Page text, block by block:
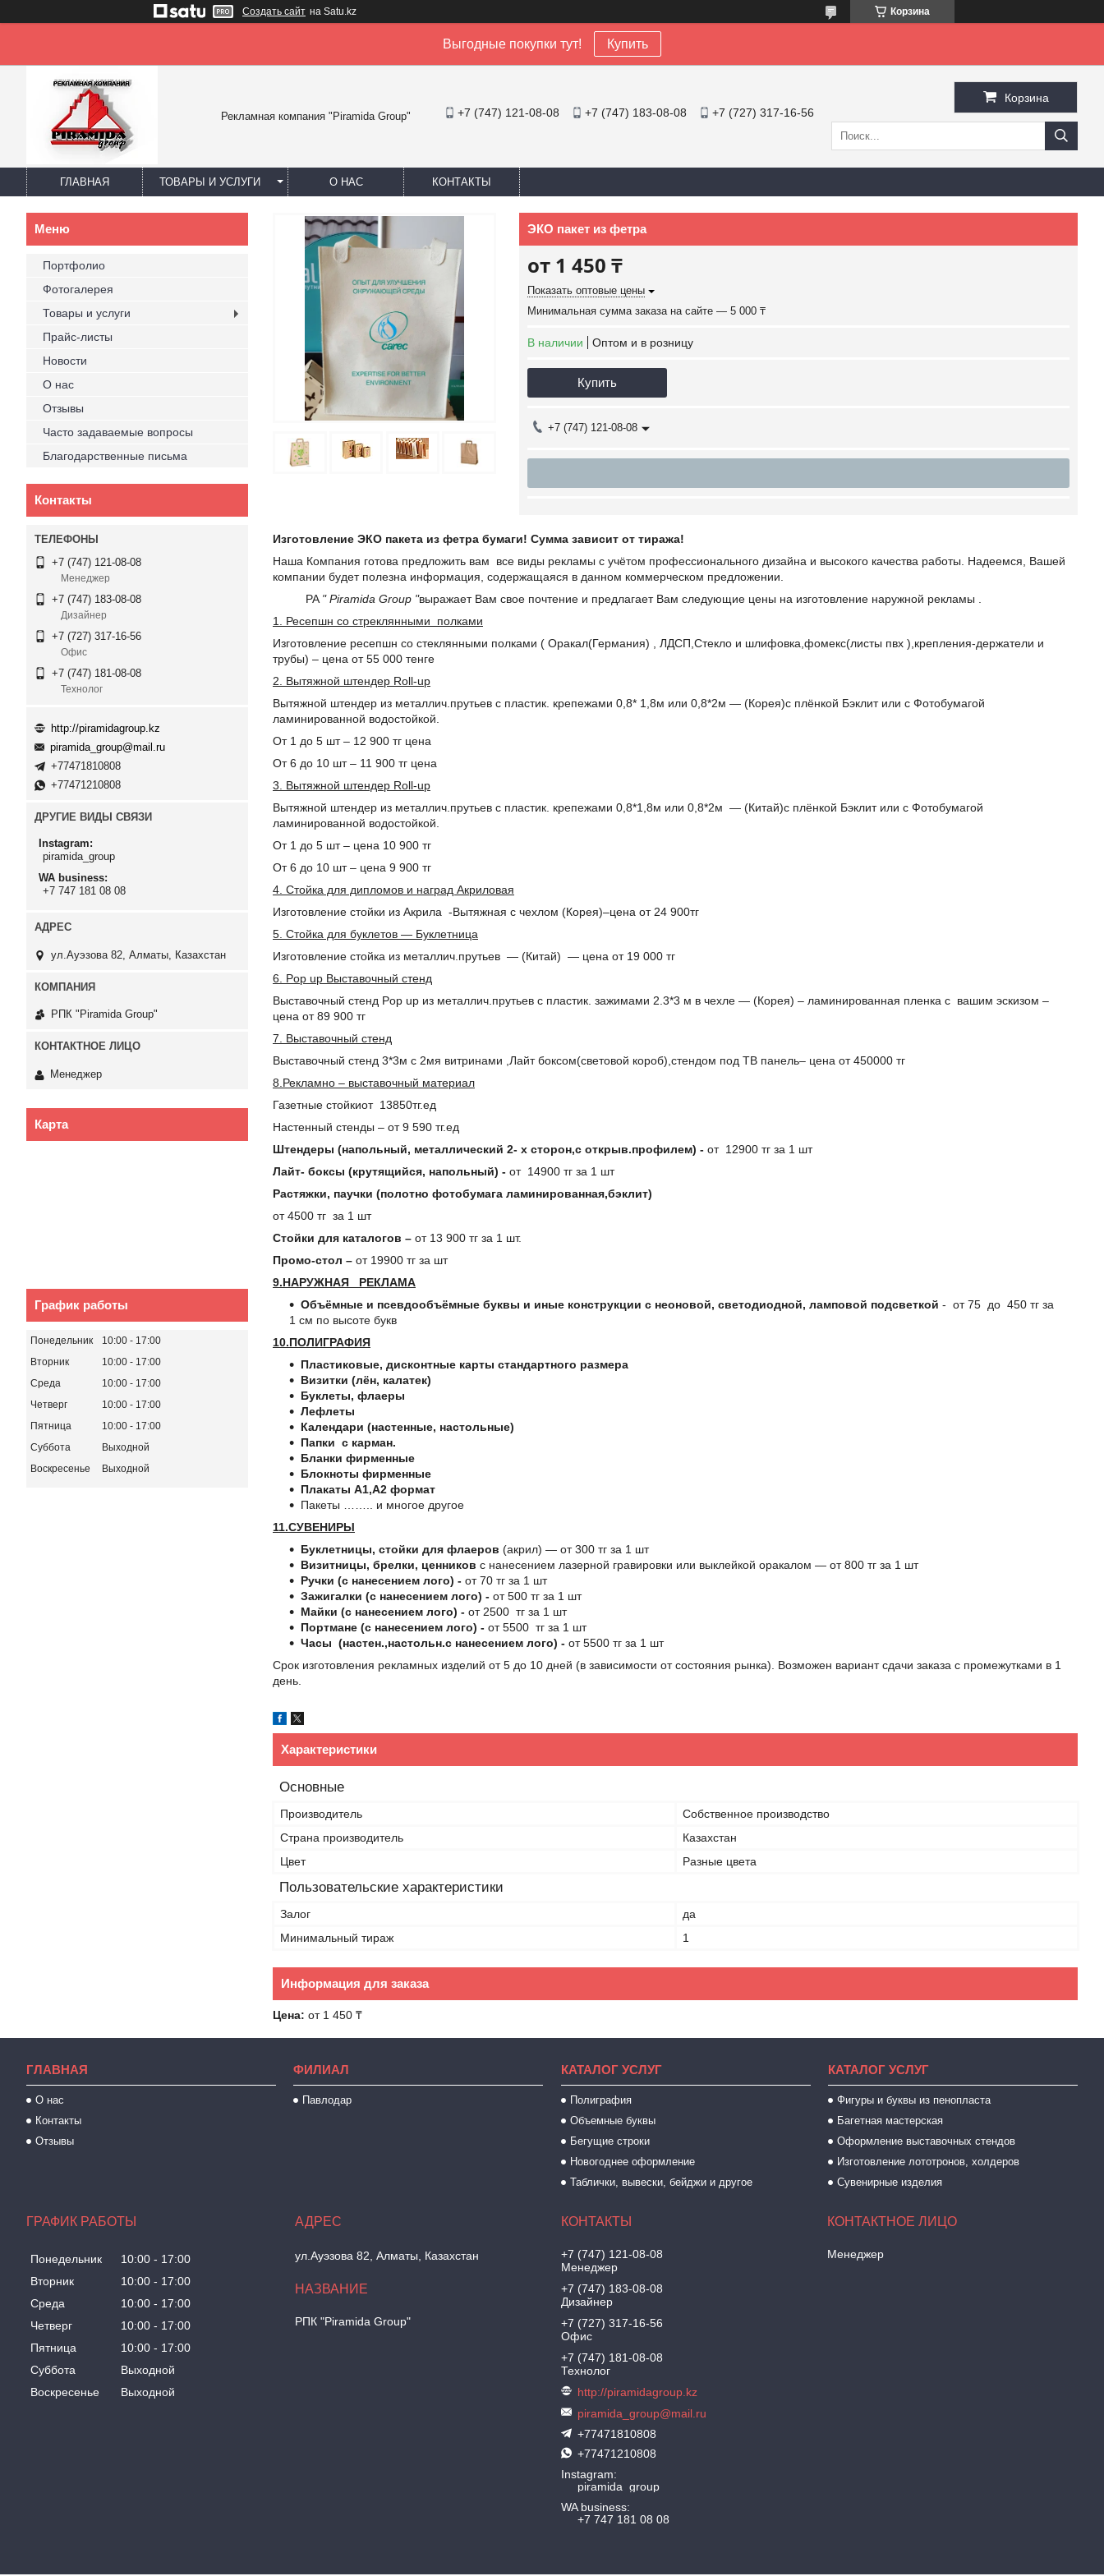
Создать сайт на Satu.kz Корзина
Выгодные покупки тут! Купить
Рекламная компания "Piramida Group" +7 (747) 121-08-08 +7 (747) 183-08-08 +7 (727) 317-16-56
Корзина
ГЛАВНАЯ ТОВАРЫ И УСЛУГИ О НАС КОНТАКТЫ
ЭКО пакет из фетра
от 1 450 ₸
Показать оптовые цены
Минимальная сумма заказа на сайте — 5 000 ₸
В наличии Оптом и в розницу
Купить
+7 (747) 121-08-08
Изготовление ЭКО пакета из фетра бумаги! Сумма зависит от тиража!
Наша Компания готова предложить вам все виды рекламы с учётом профессионального дизайна и высокого качества работы. Надеемся, Вашей
компании будет полезна информация, содержащаяся в данном коммерческом предложении.
PA " Piramida Group "выражает Вам свое почтение и предлагает Вам следующие цены на изготовление наружной рекламы .
1. Ресепшн со стреклянными полками
Изготовление ресепшн со стеклянными полками ( Оракал(Германия) , ЛДСП,Стекло и шлифовка,фомекс(листы пвх ),крепления-держатели и
трубы) – цена от 55 000 тенге
2. Вытяжной штендер Roll-up
Вытяжной штендер из металлич.прутьев c пластик. крепежами 0,8* 1,8м или 0,8*2м ― (Корея)с плёнкой Бэклит или с Фотобумагой
ламинированной водостойкой.
От 1 до 5 шт – 12 900 тг цена
От 6 до 10 шт – 11 900 тг цена
3. Вытяжной штендер Roll-up
Вытяжной штендер из металлич.прутьев c пластик. крепежами 0,8*1,8м или 0,8*2м ― (Китай)с плёнкой Бэклит или с Фотобумагой
ламинированной водостойкой.
От 1 до 5 шт – цена 10 900 тг
От 6 до 10 шт – цена 9 900 тг
4. Стойка для дипломов и наград Акриловая
Изготовление стойки из Акрила -Вытяжная с чехлом (Корея)–цена от 24 900тг
5. Стойка для буклетов ― Буклетница
Изготовление стойка из металлич.прутьев ― (Китай) ― цена от 19 000 тг
6. Pop up Выставочный стенд
Выставочный стенд Рop up из металлич.прутьев c пластик. зажимами 2.3*3 м в чехле ― (Корея) – ламинированная пленка с вашим эскизом –
цена от 89 900 тг
7. Выставочный стенд
Выставочный стенд 3*3м с 2мя витринами ,Лайт боксом(световой короб),стендом под ТВ панель– цена от 450000 тг
8.Рекламно – выставочный материал
Газетные стойкиот 13850тг.ед
Настенный стенды – от 9 590 тг.ед
Штендеры (напольный, металлический 2- х сторон,с открыв.профилем) - от 12900 тг за 1 шт
Лайт- боксы (крутящийся, напольный) - от 14900 тг за 1 шт
Растяжки, паучки (полотно фотобумага ламинированная,бэклит)
от 4500 тг за 1 шт
Стойки для каталогов – от 13 900 тг за 1 шт.
Промо-стол – от 19900 тг за шт
9.НАРУЖНАЯ РЕКЛАМА
Объёмные и псевдообъёмные буквы и иные конструкции с неоновой, светодиодной, ламповой подсветкой - от 75 до 450 тг за
1 см по высоте букв
10.ПОЛИГРАФИЯ
Пластиковые, дисконтные карты стандартного размера
Визитки (лён, калатек)
Буклеты, флаеры
Лефлеты
Календари (настенные, настольные)
Папки с карман.
Бланки фирменные
Блокноты фирменные
Плакаты А1,А2 формат
Пакеты …….. и многое другое
11.СУВЕНИРЫ
Буклетницы, стойки для флаеров (акрил) ― от 300 тг за 1 шт
Визитницы, брелки, ценников с нанесением лазерной гравировки или выклейкой оракалом ― от 800 тг за 1 шт
Ручки (с нанесением лого) - от 70 тг за 1 шт
Зажигалки (с нанесением лого) - от 500 тг за 1 шт
Майки (с нанесением лого) - от 2500 тг за 1 шт
Портмане (с нанесением лого) - от 5500 тг за 1 шт
Часы (настен.,настольн.с нанесением лого) - от 5500 тг за 1 шт
Срок изготовления рекламных изделий от 5 до 10 дней (в зависимости от состояния рынка). Возможен вариант сдачи заказа с промежутками в 1
день.
Характеристики
Основные
Производитель
Собственное производство
Страна производитель
Казахстан
Цвет
Разные цвета
Пользовательские характеристики
Залог
да
Минимальный тираж
1
Информация для заказа
Цена: от 1 450 ₸
Портфолио
Фотогалерея
Товары и услуги
Прайс-листы
Новости
О нас
Отзывы
Часто задаваемые вопросы
Благодарственные письма
Контакты
+7 (747) 121-08-08
Менеджер
+7 (747) 183-08-08
Дизайнер
+7 (727) 317-16-56
Офис
+7 (747) 181-08-08
Технолог
http://piramidagroup.kz
piramida_group@mail.ru
+77471810808
+77471210808
ДРУГИЕ ВИДЫ СВЯЗИ
Instagram
piramida_group
WA business
+7 747 181 08 08
ул.Ауэзова 82, Алматы, Казахстан
РПК "Piramida Group"
Менеджер
Карта
График работы
Понедельник 10:00
17:00
Вторник
10:00
17:00
Среда
10:00
17:00
Четверг
10:00
17:00
Пятница
10:00
17:00
Суббота
Выходной
Воскресенье
Выходной
ГЛАВНАЯ
О нас
Контакты
Отзывы
ФИЛИАЛ
Павлодар
КАТАЛОГ УСЛУГ
Полиграфия
Объемные буквы
Бегущие строки
Новогоднее оформление
Таблички, вывески, бейджи и другое
КАТАЛОГ УСЛУГ
Фигуры и буквы из пенопласта
Багетная мастерская
Оформление выставочных стендов
Изготовление лототронов, холдеров
Сувенирные изделия
ГРАФИК РАБОТЫ
Понедельник 10:00
17:00
Вторник
10:00
17:00
Среда
10:00
17:00
Четверг
10:00
17:00
Пятница
10:00
17:00
Суббота
Выходной
Воскресенье
Выходной
ул.Ауэзова 82, Алматы, Казахстан
РПК "Piramida Group"
+7 (747) 121-08-08
Менеджер
+7 (747) 183-08-08
Дизайнер
+7 (727) 317-16-56
Офис
+7 (747) 181-08-08
Технолог
http://piramidagroup.kz
piramida_group@mail.ru
+77471810808
+77471210808
Instagram
piramida_group
WA business
+7 747 181 08 08
Менеджер